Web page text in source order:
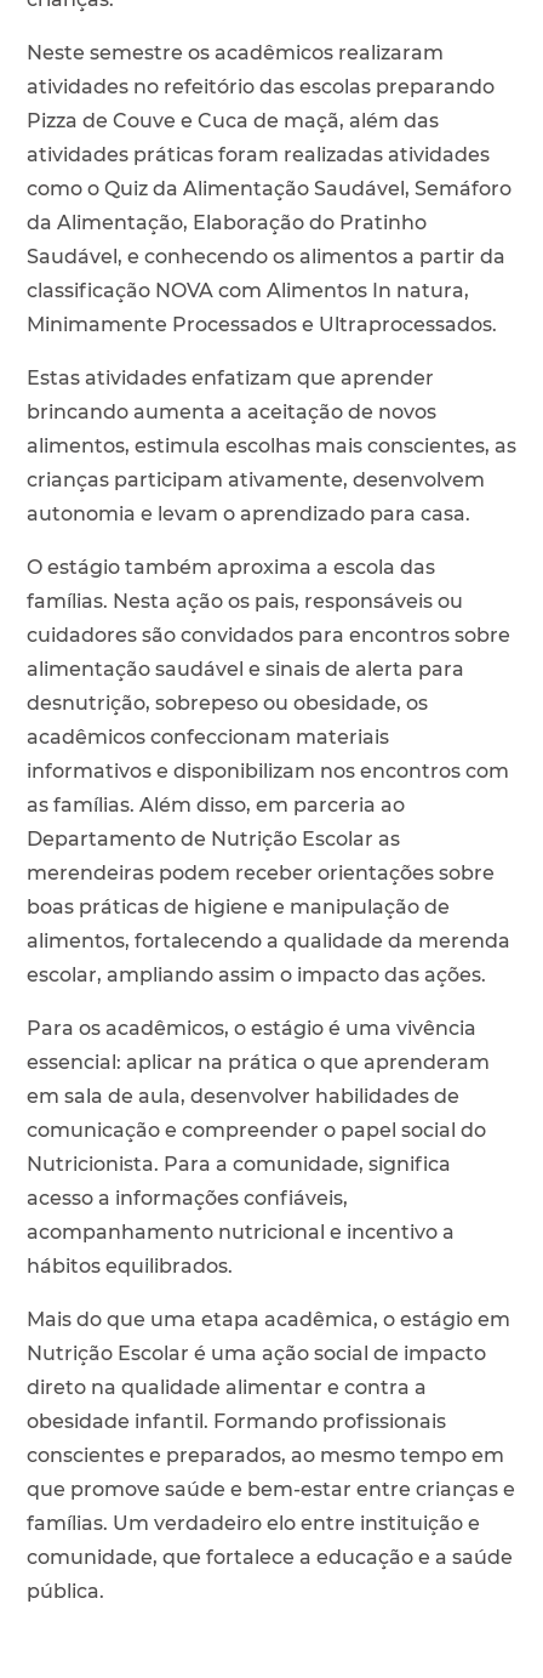
Neste semestre os acadêmicos realizaram
atividades no refeitório das escolas preparando
Pizza de Couve e Cuca de maçã, além das
atividades práticas foram realizadas atividades
como o Quiz da Alimentação Saudável, Semáforo
da Alimentação, Elaboração do Pratinho
Saudável, e conhecendo os alimentos a partir da
classificação NOVA com Alimentos In natura,
Minimamente Processados e Ultraprocessados.
Estas atividades enfatizam que aprender
brincando aumenta a aceitação de novos
alimentos, estimula escolhas mais conscientes, as
crianças participam ativamente, desenvolvem
autonomia e levam o aprendizado para casa.
O estágio também aproxima a escola das
famílias. Nesta ação os pais, responsáveis ou
cuidadores são convidados para encontros sobre
alimentação saudável e sinais de alerta para
desnutrição, sobrepeso ou obesidade, os
acadêmicos confeccionam materiais
informativos e disponibilizam nos encontros com
as famílias. Além disso, em parceria ao
Departamento de Nutrição Escolar as
merendeiras podem receber orientações sobre
boas práticas de higiene e manipulação de
alimentos, fortalecendo a qualidade da merenda
escolar, ampliando assim o impacto das ações.
Para os acadêmicos, o estágio é uma vivência
essencial: aplicar na prática o que aprenderam
em sala de aula, desenvolver habilidades de
comunicação e compreender o papel social do
Nutricionista. Para a comunidade, significa
acesso a informações confiáveis,
acompanhamento nutricional e incentivo a
hábitos equilibrados.
Mais do que uma etapa acadêmica, o estágio em
Nutrição Escolar é uma ação social de impacto
direto na qualidade alimentar e contra a
obesidade infantil. Formando profissionais
conscientes e preparados, ao mesmo tempo em
que promove saúde e bem-estar entre crianças e
famílias. Um verdadeiro elo entre instituição e
comunidade, que fortalece a educação e a saúde
pública.